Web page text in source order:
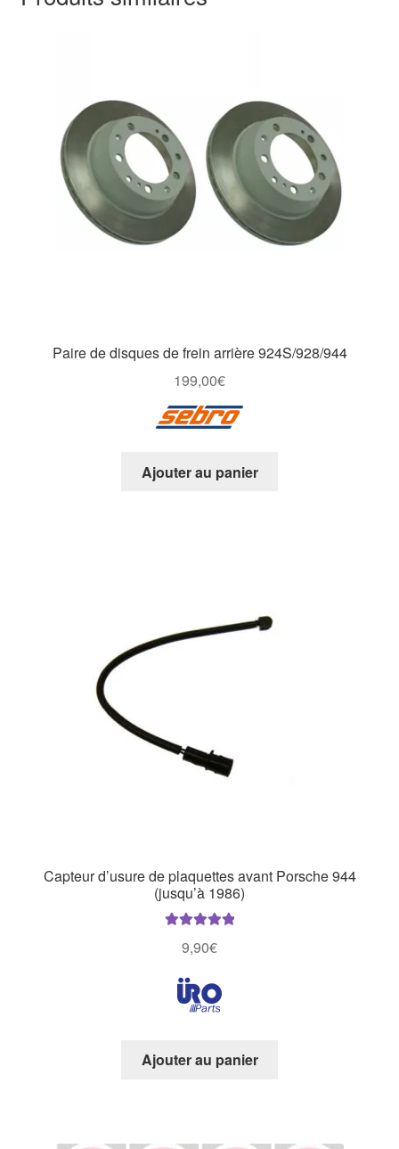
Paire de disques de frein arrière 924S/928/944
199,00€
Ajouter au panier
Capteur d’usure de plaquettes avant Porsche 944
(jusqu’à 1986)
5
9,90€
Ajouter au panier